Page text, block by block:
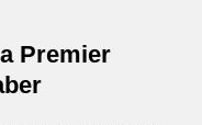
Premier